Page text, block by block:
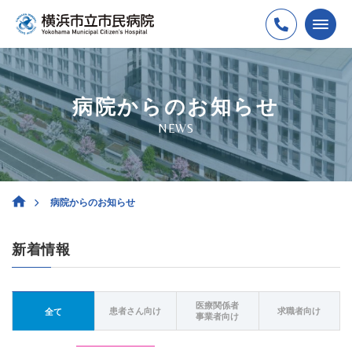
病院からのお知らせ
NEWS
病院からのお知らせ
新着情報
全て 患者さん向け
医療関係者
事業者向け
求職者向け